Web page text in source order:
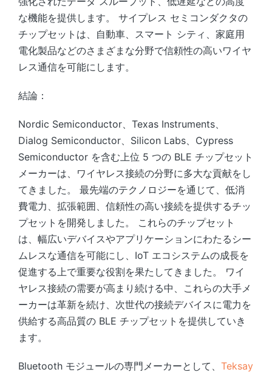
な機能を提供します。 サイプレス セミコンダクタの
チップセットは、自動車、スマート シティ、家庭用
電化製品などのさまざまな分野で信頼性の高いワイヤ
レス通信を可能にします。
結論：
Nordic Semiconductor、Texas Instruments、
Dialog Semiconductor、Silicon Labs、Cypress
Semiconductor を含む上位 5 つの BLE チップセット
メーカーは、ワイヤレス接続の分野に多大な貢献をし
てきました。 最先端のテクノロジーを通じて、低消
費電力、拡張範囲、信頼性の高い接続を提供するチッ
プセットを開発しました。 これらのチップセット
は、幅広いデバイスやアプリケーションにわたるシー
ムレスな通信を可能にし、IoT エコシステムの成長を
促進する上で重要な役割を果たしてきました。 ワイ
ヤレス接続の需要が高まり続ける中、これらの大手メ
ーカーは革新を続け、次世代の接続デバイスに電力を
供給する高品質の BLE チップセットを提供していき
ます。
Bluetooth モジュールの専門メーカーとして、 Teksay